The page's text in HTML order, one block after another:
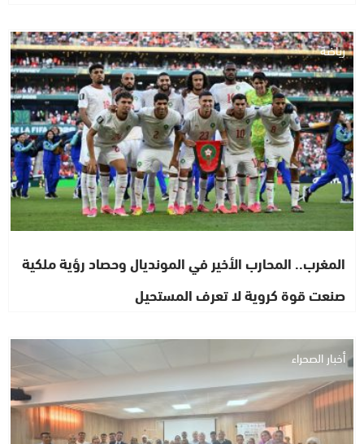
رياضة
المغرب.. المحارب الأخير في المونديال وحصاد رؤية ملكية
صنعت قوة كروية لا تعرف المستحيل
أخبار الصحراء